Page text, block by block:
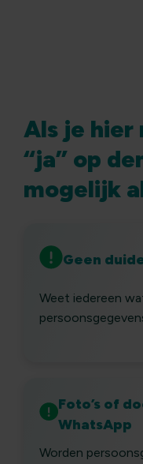
Als je hier
“ja” op
mogelijk
Geen
Weet iedereen
Foto’s of
WhatsApp
Worden